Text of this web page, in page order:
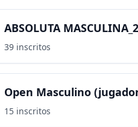
ABSOLUTA
39 inscritos
Open Masculino
15 inscritos